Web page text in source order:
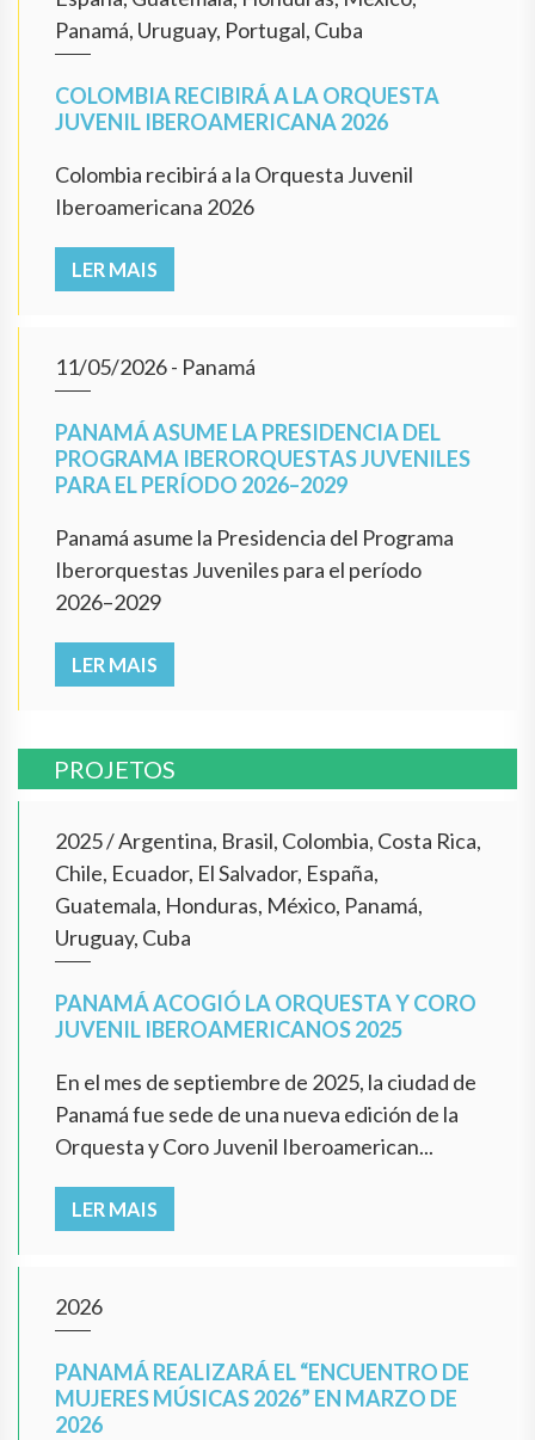
Panamá, Uruguay, Portugal, Cuba
COLOMBIA RECIBIRÁ A LA ORQUESTA
JUVENIL IBEROAMERICANA 2026
Colombia recibirá a la Orquesta Juvenil
Iberoamericana 2026
LER MAIS
11/05/2026- Panamá
PANAMÁ ASUME LA PRESIDENCIA DEL
PROGRAMA IBERORQUESTAS JUVENILES
PARA EL PERÍODO 2026–2029
Panamá asume la Presidencia del Programa
Iberorquestas Juveniles para el período
2026–2029
LER MAIS
PROJETOS
2025/Argentina, Brasil, Colombia, Costa Rica,
Chile, Ecuador, El Salvador, España,
Guatemala, Honduras, México, Panamá,
Uruguay, Cuba
PANAMÁ ACOGIÓ LA ORQUESTA Y CORO
JUVENIL IBEROAMERICANOS 2025
En el mes de septiembre de 2025, la ciudad de
Panamá fue sede de una nueva edición de la
Orquesta y Coro Juvenil Iberoamerican...
LER MAIS
2026
PANAMÁ REALIZARÁ EL “ENCUENTRO DE
MUJERES MÚSICAS 2026” EN MARZO DE
2026